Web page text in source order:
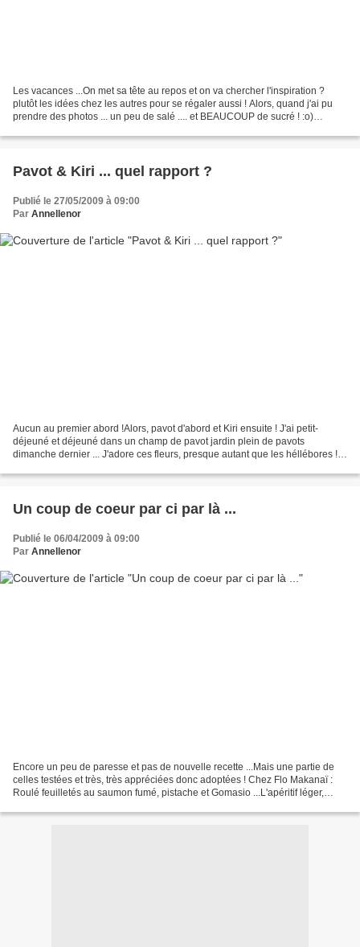
Les vacances ...On met sa tête au repos et on va chercher l'inspiration ?
plutôt les idées chez les autres pour se régaler aussi ! Alors, quand j'ai pu
prendre des photos ... un peu de salé .... et BEAUCOUP de sucré ! :o)
Pavot & Kiri ... quel rapport ?
Publié le 27/05/2009 à 09:00
Par Annellenor
Aucun au premier abord !Alors, pavot d'abord et Kiri ensuite ! J'ai petit-
déjeuné et déjeuné dans un champ de pavot jardin plein de pavots
dimanche dernier ... J'adore ces fleurs, presque autant que les héllébores !
Un coup de coeur par ci par là ...
Publié le 06/04/2009 à 09:00
Par Annellenor
Encore un peu de paresse et pas de nouvelle recette ...Mais une partie de
celles testées et très, très appréciées donc adoptées ! Chez Flo Makanaï :
Roulé feuilletés au saumon fumé, pistache et Gomasio ...L'apéritif léger,